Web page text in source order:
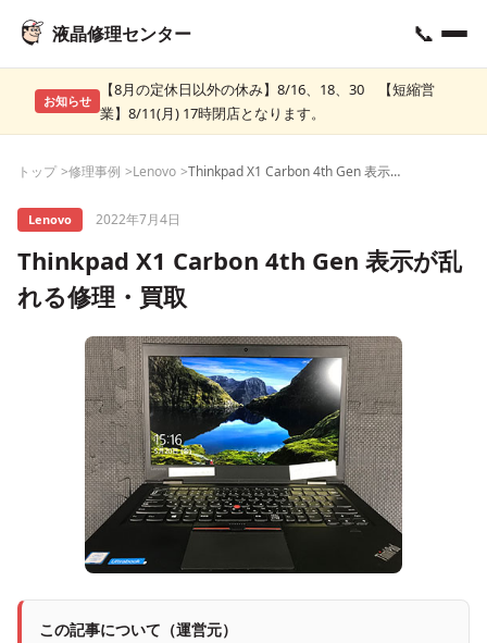
液晶修理センター 📞
お知らせ
【8月の定休日以外の休み】8/16、18、30 【短縮営
業】8/11(月) 17時閉店となります。
トップ 修理事例 Lenovo Thinkpad X1 Carbon 4th Gen 表示が乱れる修理・買取
Lenovo 2022年7月4日
Thinkpad X1 Carbon 4th Gen 表示が乱
れる修理・買取
この記事について（運営元）